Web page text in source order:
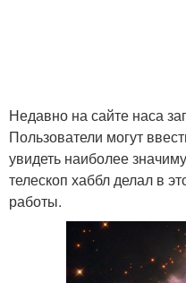
Недавно на сайте наса
Пользователи могут
увидеть наиболее
телескоп хаббл делал в
работы.